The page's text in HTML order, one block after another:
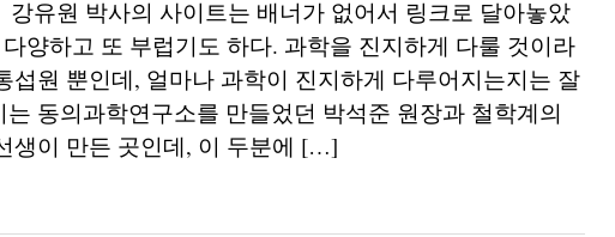
유원 박사의 사이트는 배너가 없어서 링크로 달아놓았
양하고 또 부럽기도 하다. 과학을 진지하게 다룰 것이라
섭원 뿐인데, 얼마나 과학이 진지하게 다루어지는지는 잘
동의과학연구소를 만들었던 박석준 원장과 철학계의
생이 만든 곳인데, 이 두분에 […]